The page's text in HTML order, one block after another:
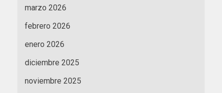
marzo 2026
febrero 2026
enero 2026
diciembre 2025
noviembre 2025